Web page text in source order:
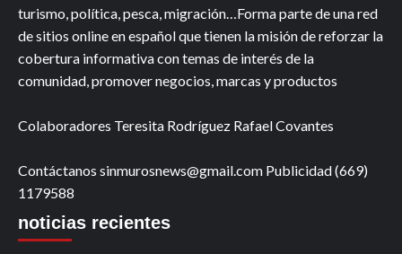
turismo, política, pesca, migración…Forma parte de una red
de sitios online en español que tienen la misión de reforzar la
cobertura informativa con temas de interés de la
comunidad, promover negocios, marcas y productos
Colaboradores Teresita Rodríguez Rafael Covantes
Contáctanos sinmurosnews@gmail.com Publicidad (669)
1179588
noticias recientes